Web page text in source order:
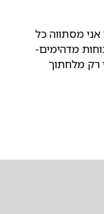
אני מסתווה כל
מדהימים-
רק מלחתוך